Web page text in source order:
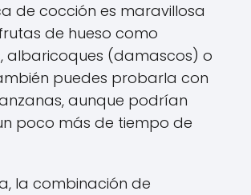
de cocción es maravillosa
de hueso como
albaricoques (damascos) o
puedes probarla con
aunque podrían
poco más de tiempo de
la combinación de